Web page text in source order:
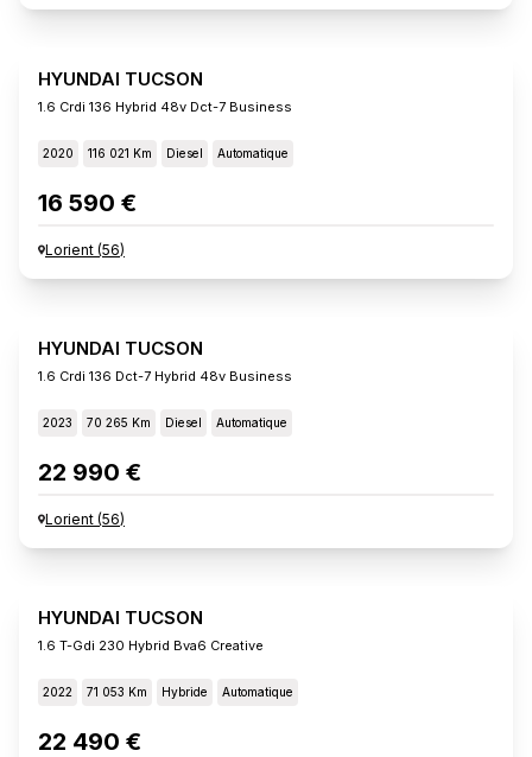
HYUNDAI TUCSON
1.6 Crdi 136 Hybrid 48v Dct-7 Business
2020 116 021 Km Diesel Automatique
16 590 €
Lorient (56)
HYUNDAI TUCSON
1.6 Crdi 136 Dct-7 Hybrid 48v Business
2023 70 265 Km Diesel Automatique
22 990 €
Lorient (56)
HYUNDAI TUCSON
1.6 T-Gdi 230 Hybrid Bva6 Creative
2022 71 053 Km Hybride Automatique
22 490 €